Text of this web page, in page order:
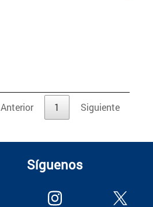
Anterior 1 Siguiente
Síguenos